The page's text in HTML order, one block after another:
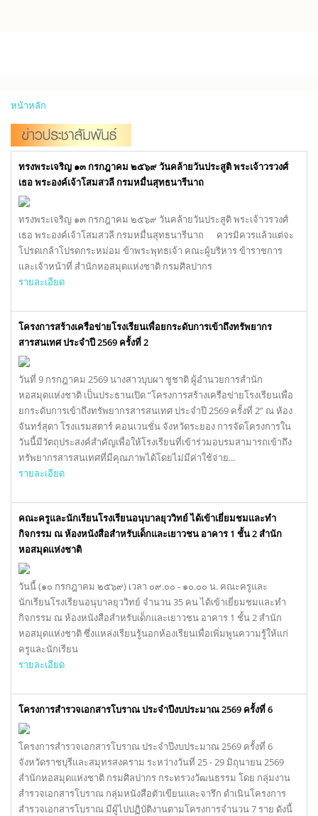
หน้าหลัก
ทรงพระเจริญ ๑๓ กรกฎาคม ๒๕๖๙ วันคล้ายวันประสูติ พระเจ้าวรวงศ์
เธอ พระองค์เจ้าโสมสวลี กรมหมื่นสุทธนารีนาถ
ทรงพระเจริญ ๑๓ กรกฎาคม ๒๕๖๙ วันคล้ายวันประสูติ พระเจ้าวรวงศ์
เธอ พระองค์เจ้าโสมสวลี กรมหมื่นสุทธนารีนาถ ควรมิควรแล้วแต่จะ
โปรดเกล้าโปรดกระหม่อม ข้าพระพุทธเจ้า คณะผู้บริหาร ข้าราชการ
และเจ้าหน้าที่ สำนักหอสมุดแห่งชาติ กรมศิลปากร
รายละเอียด
โครงการสร้างเครือข่ายโรงเรียนเพื่อยกระดับการเข้าถึงทรัพยากร
สารสนเทศ ประจำปี 2569 ครั้งที่ 2
วันที่ 9 กรกฎาคม 2569 นางสาวบุบผา ชูชาติ ผู้อำนวยการสำนัก
หอสมุดแห่งชาติ เป็นประธานเปิด “โครงการสร้างเครือข่ายโรงเรียนเพื่อ
ยกระดับการเข้าถึงทรัพยากรสารสนเทศ ประจำปี 2569 ครั้งที่ 2” ณ ห้อง
จันทร์สุดา โรงแรมสตาร์ คอนเวนชั่น จังหวัดระยอง การจัดโครงการใน
วันนี้มีวัตถุประสงค์สำคัญเพื่อให้โรงเรียนที่เข้าร่วมอบรมสามารถเข้าถึง
ทรัพยากรสารสนเทศที่มีคุณภาพได้โดยไม่มีค่าใช้จ่าย...
รายละเอียด
คณะครูและนักเรียนโรงเรียนอนุบาลยุววิทย์ ได้เข้าเยี่ยมชมและทำ
กิจกรรม ณ ห้องหนังสือสำหรับเด็กและเยาวชน อาคาร 1 ชั้น 2 สำนัก
หอสมุดแห่งชาติ
วันนี้ (๑๐ กรกฎาคม ๒๕๖๙) เวลา ๐๙.๐๐ - ๑๐.๐๐ น. คณะครูและ
นักเรียนโรงเรียนอนุบาลยุววิทย์ จำนวน 35 คน ได้เข้าเยี่ยมชมและทำ
กิจกรรม ณ ห้องหนังสือสำหรับเด็กและเยาวชน อาคาร 1 ชั้น 2 สำนัก
หอสมุดแห่งชาติ ซึ่งแหล่งเรียนรู้นอกห้องเรียนเพื่อเพิ่มพูนความรู้ให้แก่
ครูและนักเรียน
รายละเอียด
โครงการสำรวจเอกสารโบราณ ประจำปีงบประมาณ 2569 ครั้งที่ 6
โครงการสำรวจเอกสารโบราณ ประจำปีงบประมาณ 2569 ครั้งที่ 6
จังหวัดราชบุรีและสมุทรสงคราม ระหว่างวันที่ 25 - 29 มิถุนายน 2569
สำนักหอสมุดแห่งชาติ กรมศิลปากร กระทรวงวัฒนธรรม โดย กลุ่มงาน
สำรวจเอกสารโบราณ กลุ่มหนังสือตัวเขียนและจารึก ดำเนินโครงการ
สำรวจเอกสารโบราณ มีผู้ไปปฏิบัติงานตามโครงการจำนวน 7 ราย ดังนี้